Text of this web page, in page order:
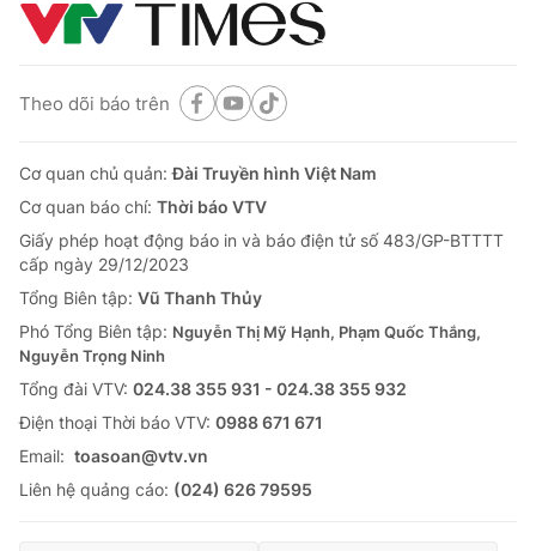
Theo dõi báo trên
Cơ quan chủ quản:Đài Truyền hình Việt Nam
Cơ quan báo chí: Thời báo VTV
Giấy phép hoạt động báo in và báo điện tử số 483/GP-BTTTT
cấp ngày 29/12/2023
Tổng Biên tập: Vũ Thanh Thủy
Phó Tổng Biên tập: Nguyễn Thị Mỹ Hạnh, Phạm Quốc Thắng,
Nguyễn Trọng Ninh
Tổng đài VTV: 024.38 355 931 - 024.38 355 932
Ðiện thoại Thời báo VTV: 0988 671 671
Email: toasoan@vtv.vn
Liên hệ quảng cáo: (024) 626 79595